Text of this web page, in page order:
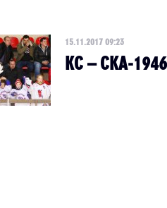
15.11.2017 09:23
КС – СКА-